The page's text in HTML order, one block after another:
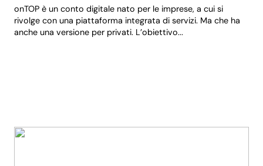
onTOP è un conto digitale nato per le imprese, a cui si
rivolge con una piattaforma integrata di servizi. Ma che ha
anche una versione per privati. L’obiettivo...